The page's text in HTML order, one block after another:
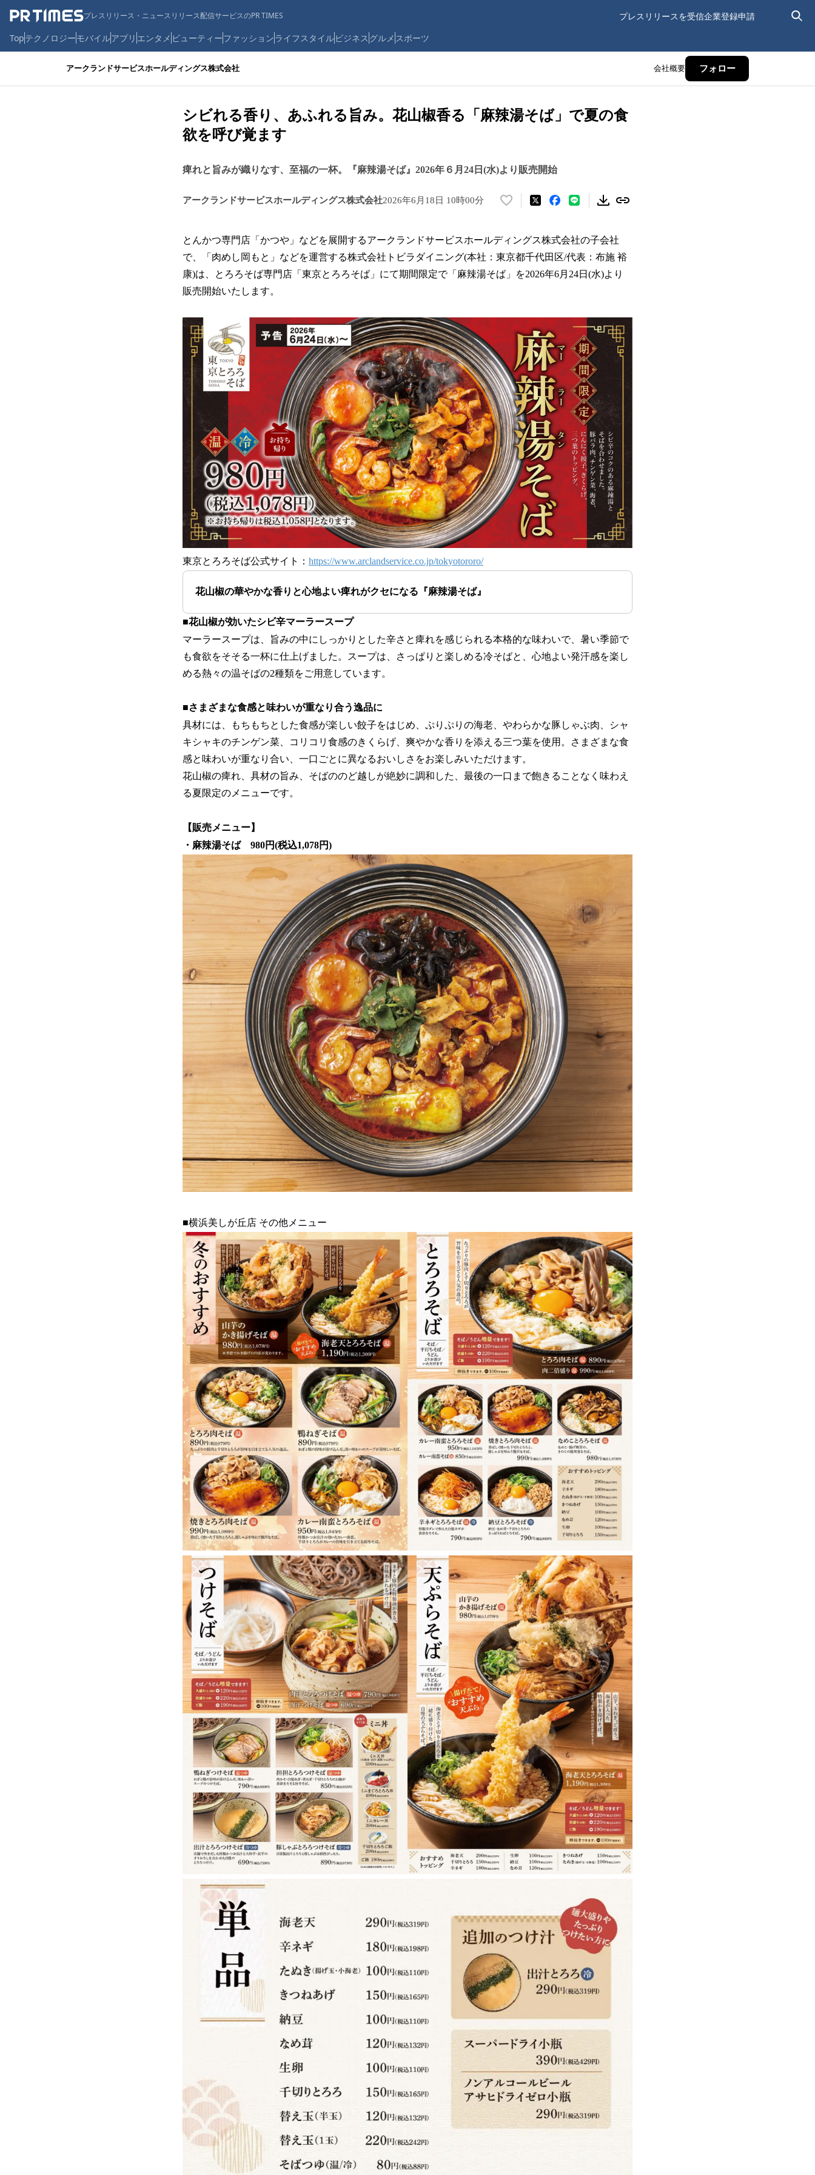
プレスリリース・ニュースリリース配信サービスのPR TIMES プレスリリースを受信企業登録申請
Topテクノロジーモバイルアプリ エンタメ ビューティーファッションライフスタイルビジネス グルメ スポーツ
アークランドサービスホールディングス株式会社 会社概要 フォロー
シビれる香り、あふれる旨み。花山椒香る「麻辣湯そば」で夏の食
欲を呼び覚ます
痺れと旨みが織りなす、至福の一杯。『麻辣湯そば』2026年６月24日(水)より販売開始
アークランドサービスホールディングス株式会社2026年6月18日 10時00分
い
！
数
み
中
で
す
とんかつ専⾨店「かつや」などを展開するアークランドサービスホールディングス株式会社の⼦会社
で、「肉めし岡もと」などを運営する株式会社トビラダイニング(本社：東京都千代田区/代表：布施 裕
康)は、とろろそば専門店「東京とろろそば」にて期間限定で「麻辣湯そば」を2026年6月24日(水)より
販売開始いたします。
東京とろろそば公式サイト： https://www.arclandservice.co.jp/tokyotororo/
花山椒の華やかな香りと心地よい痺れがクセになる『麻辣湯そば』
■花山椒が効いたシビ辛マーラースープ
マーラースープは、旨みの中にしっかりとした辛さと痺れを感じられる本格的な味わいで、暑い季節で
も食欲をそそる一杯に仕上げました。スープは、さっぱりと楽しめる冷そばと、心地よい発汗感を楽し
める熱々の温そばの2種類をご用意しています。
■さまざまな食感と味わいが重なり合う逸品に
具材には、もちもちとした食感が楽しい餃子をはじめ、ぷりぷりの海老、やわらかな豚しゃぶ肉、シャ
キシャキのチンゲン菜、コリコリ食感のきくらげ、爽やかな香りを添える三つ葉を使用。さまざまな食
感と味わいが重なり合い、一口ごとに異なるおいしさをお楽しみいただけます。
花山椒の痺れ、具材の旨み、そばののど越しが絶妙に調和した、最後の一口まで飽きることなく味わえ
る夏限定のメニューです。
【販売メニュー】
・麻辣湯そば 980円(税込1,078円)
■横浜美しが丘店 その他メニュー